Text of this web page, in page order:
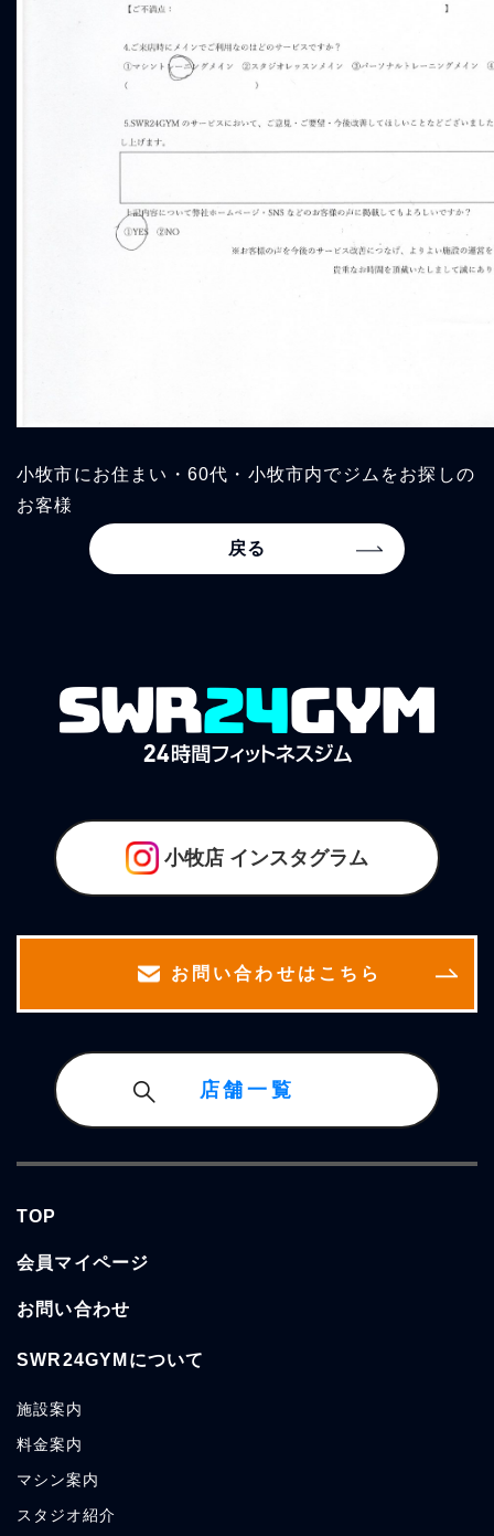
小牧市にお住まい・60代・小牧市内でジムをお探しの
お客様
戻る
小牧店 インスタグラム
お問い合わせはこちら
店舗一覧
TOP
会員マイページ
お問い合わせ
SWR24GYMについて
施設案内
料金案内
マシン案内
スタジオ紹介